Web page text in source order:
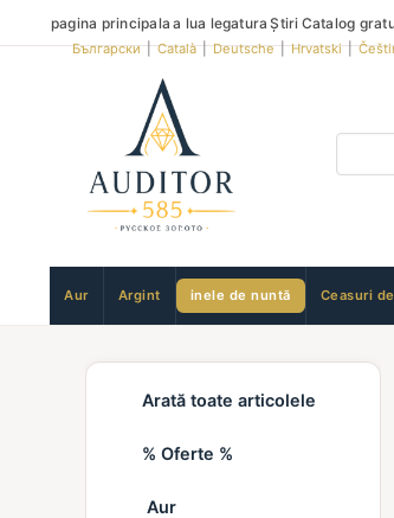
pagina principala a lua legatura Știri Catalog
Български|Català|Deutsche|Hrvatski|
Aur Argint inele de nuntă Ceasuri
Arată toate articolele
% Oferte %
Aur